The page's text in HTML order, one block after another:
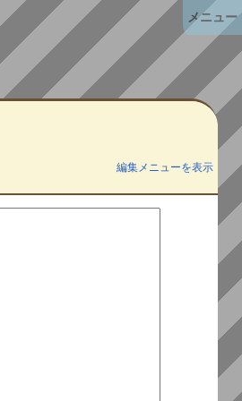
編集メニューを表示
メニュー